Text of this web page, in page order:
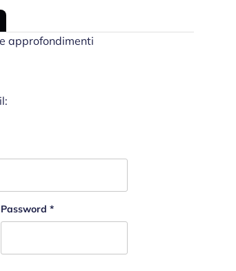
approfondimenti
Password *